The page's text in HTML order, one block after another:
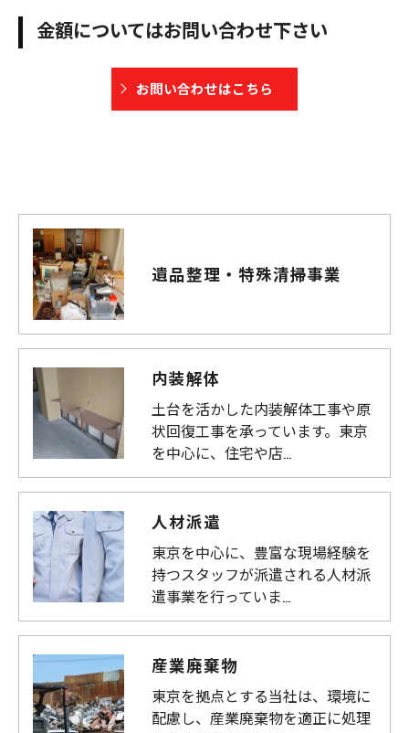
金額についてはお問い合わせ下さい
お問い合わせはこちら
遺品整理・特殊清掃事業
内装解体
土台を活かした内装解体工事や原
状回復工事を承っています。東京
を中心に、住宅や店…
人材派遣
東京を中心に、豊富な現場経験を
持つスタッフが派遣される人材派
遣事業を行っていま…
産業廃棄物
東京を拠点とする当社は、環境に
配慮し、産業廃棄物を適正に処理